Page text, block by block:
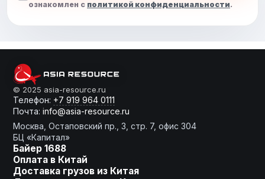
ознакомлен с политикой конфиденциальности.
Готовы получить расчет?
От слов к делу
Оставьте заявку, мы сделаем
© 2025 asia-resource.ru
Телефон: +7 919 964 0111
Почта: info@asia-resource.ru
Москва, Остаповский пр., 3, стр. 7, офис 304
БЦ «Капитал»
Байер 1688
Оплата в Китай
Доставка грузов из Китая